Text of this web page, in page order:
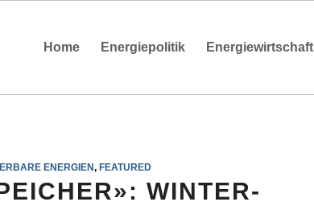
Home Energiepolitik Energiewirtschaft
ENERGIEN, FEATURED
WINTER-